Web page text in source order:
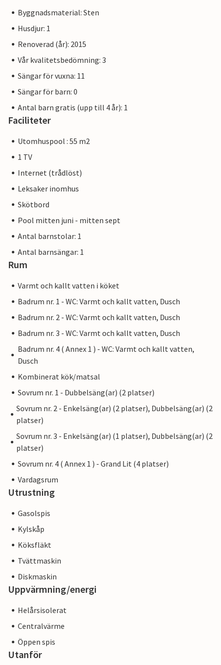
Byggnadsmaterial: Sten
Husdjur: 1
Renoverad (år): 2015
Vår kvalitetsbedömning: 3
Sängar för vuxna: 11
Sängar för barn: 0
Antal barn gratis (upp till 4 år): 1
Faciliteter
Utomhuspool : 55 m2
1 TV
Internet (trådlöst)
Leksaker inomhus
Skötbord
Pool mitten juni - mitten sept
Antal barnstolar: 1
Antal barnsängar: 1
Rum
Varmt och kallt vatten i köket
Badrum nr. 1 - WC: Varmt och kallt vatten, Dusch
Badrum nr. 2 - WC: Varmt och kallt vatten, Dusch
Badrum nr. 3 - WC: Varmt och kallt vatten, Dusch
Badrum nr. 4 ( Annex 1 ) - WC: Varmt och kallt vatten,
Dusch
Kombinerat kök/matsal
Sovrum nr. 1 - Dubbelsäng(ar) (2 platser)
Sovrum nr. 2 - Enkelsäng(ar) (2 platser), Dubbelsäng(ar) (2
platser)
Sovrum nr. 3 - Enkelsäng(ar) (1 platser), Dubbelsäng(ar) (2
platser)
Sovrum nr. 4 ( Annex 1 ) - Grand Lit (4 platser)
Vardagsrum
Utrustning
Gasolspis
Kylskåp
Köksfläkt
Tvättmaskin
Diskmaskin
Uppvärmning/energi
Helårsisolerat
Centralvärme
Öppen spis
Utanför